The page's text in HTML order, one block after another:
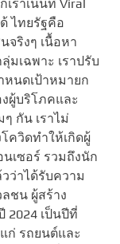
ราเน้นที่ Viral
ไทยรัฐคือ
ริงๆ เนื้อหา
เฉพาะ เราปรับ
หนดเป้าหมายก
ผู้บริโภคและ
กัน เราไม่
ควิดทำให้เกิดผู้
เซอร์ รวมถึงนัก
ว่าได้รับความ
ชน ผู้สร้าง
2024 เป็นปีที่
ก่ รถยนต์และ